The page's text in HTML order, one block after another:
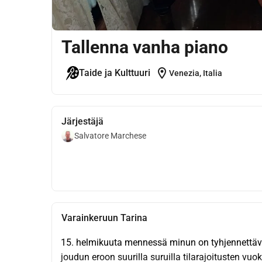
Tallenna vanha piano
Taide ja Kulttuuri location_on Venezia, Italia
Järjestäjä
Salvatore Marchese
Varainkeruun Tarina
15. helmikuuta mennessä minun on
joudun eroon suurilla suruilla tilarajoitusten